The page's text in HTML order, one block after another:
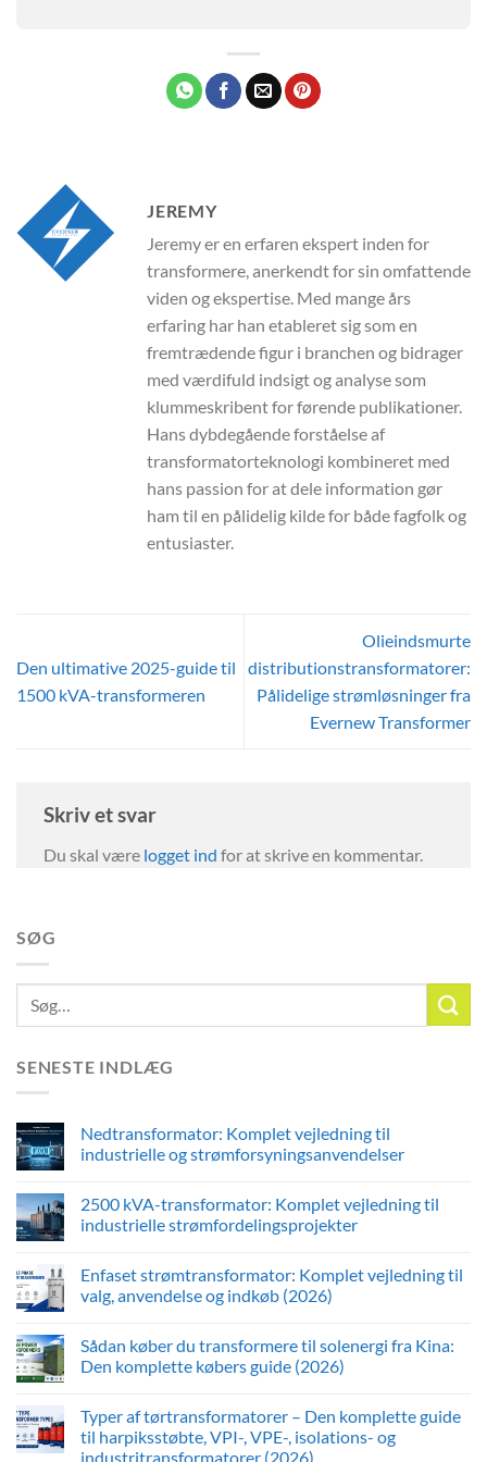
JEREMY
Jeremy er en erfaren ekspert inden for
transformere, anerkendt for sin omfattende
viden og ekspertise. Med mange års
erfaring har han etableret sig som en
fremtrædende figur i branchen og bidrager
med værdifuld indsigt og analyse som
klummeskribent for førende publikationer.
Hans dybdegående forståelse af
transformatorteknologi kombineret med
hans passion for at dele information gør
ham til en pålidelig kilde for både fagfolk og
entusiaster.
Den ultimative 2025-guide til
1500 kVA-transformeren
Olieindsmurte
distributionstransformatorer:
Pålidelige strømløsninger fra
Evernew Transformer
Skriv et svar
Du skal være logget ind for at skrive en kommentar.
SØG
SENESTE INDLÆG
Nedtransformator: Komplet vejledning til
industrielle og strømforsyningsanvendelser
2500 kVA-transformator: Komplet vejledning til
industrielle strømfordelingsprojekter
Enfaset strømtransformator: Komplet vejledning til
valg, anvendelse og indkøb (2026)
Sådan køber du transformere til solenergi fra Kina:
Den komplette købers guide (2026)
Typer af tørtransformatorer – Den komplette guide
til harpiksstøbte, VPI-, VPE-, isolations- og
industritransformatorer (2026)